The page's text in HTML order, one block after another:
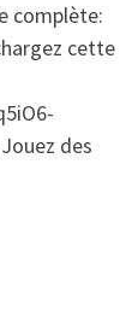
complète:
cette
des